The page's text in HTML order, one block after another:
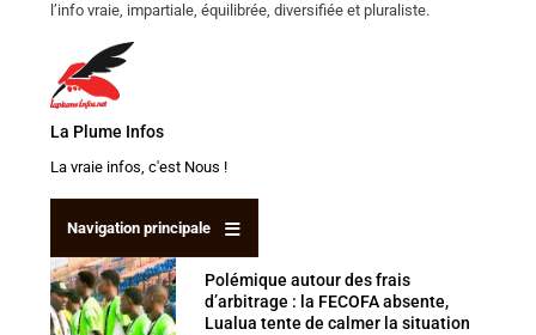
l’info vraie, impartiale, équilibrée, diversifiée et pluraliste.
La Plume Infos
La vraie infos, c'est Nous !
Navigation principale
Polémique autour des frais
d’arbitrage : la FECOFA absente,
Lualua tente de calmer la situation